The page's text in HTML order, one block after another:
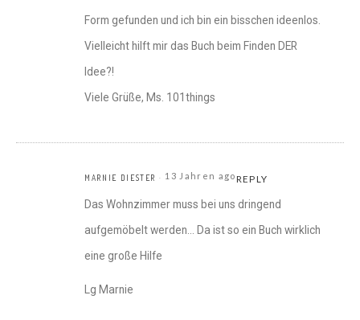
Form gefunden und ich bin ein bisschen ideenlos.
Vielleicht hilft mir das Buch beim Finden DER
Idee?!
Viele Grüße, Ms. 101things
MARNIE DIESTER 13 Jahren agoREPLY
Das Wohnzimmer muss bei uns dringend
aufgemöbelt werden… Da ist so ein Buch wirklich
eine große Hilfe
Lg Marnie